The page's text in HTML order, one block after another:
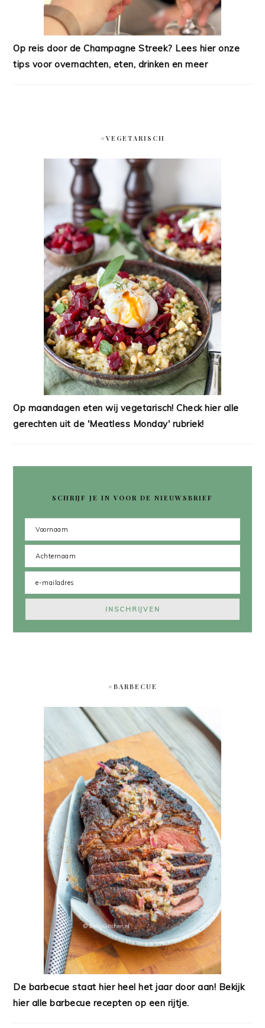
Op reis door de Champagne Streek? Lees hier onze
tips voor overnachten, eten, drinken en meer
#VEGETARISCH
Op maandagen eten wij vegetarisch! Check hier alle
gerechten uit de 'Meatless Monday' rubriek!
SCHRIJF JE IN VOOR DE NIEUWSBRIEF
#BARBECUE
De barbecue staat hier heel het jaar door aan! Bekijk
hier alle barbecue recepten op een rijtje.